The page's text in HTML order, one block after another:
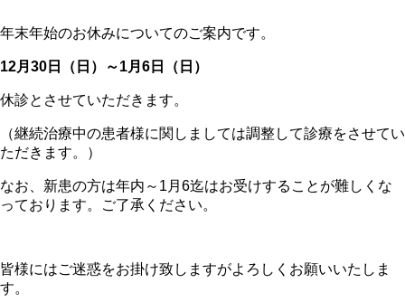
年末年始のお休みについてのご案内です。
12月30日（日）～1月6日（日）
休診とさせていただきます。
（継続治療中の患者様に関しましては調整して診療をさせてい
ただきます。）
なお、新患の方は年内～1月6迄はお受けすることが難しくな
っております。ご了承ください。
皆様にはご迷惑をお掛け致しますがよろしくお願いいたしま
す。